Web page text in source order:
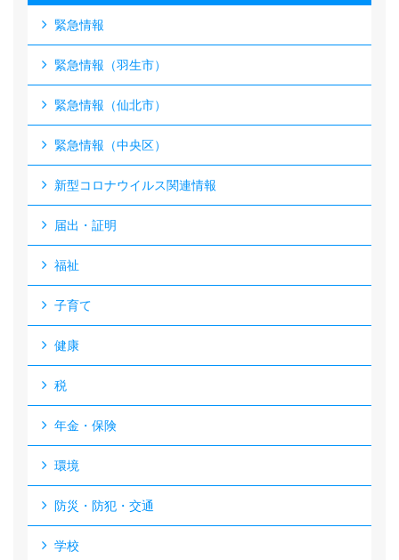
緊急情報
緊急情報（羽生市）
緊急情報（仙北市）
緊急情報（中央区）
新型コロナウイルス関連情報
届出・証明
福祉
子育て
健康
税
年金・保険
環境
防災・防犯・交通
学校